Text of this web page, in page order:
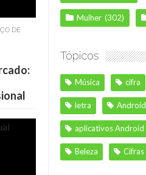
DE
Mulher (302)
Tópicos
Música cifra
letra Android
aplicativos Android
Beleza Cifras